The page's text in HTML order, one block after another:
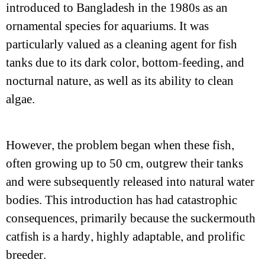
introduced to Bangladesh in the 1980s as an
ornamental species for aquariums. It was
particularly valued as a cleaning agent for fish
tanks due to its dark color, bottom-feeding, and
nocturnal nature, as well as its ability to clean
algae.
However, the problem began when these fish,
often growing up to 50 cm, outgrew their tanks
and were subsequently released into natural water
bodies. This introduction has had catastrophic
consequences, primarily because the suckermouth
catfish is a hardy, highly adaptable, and prolific
breeder.